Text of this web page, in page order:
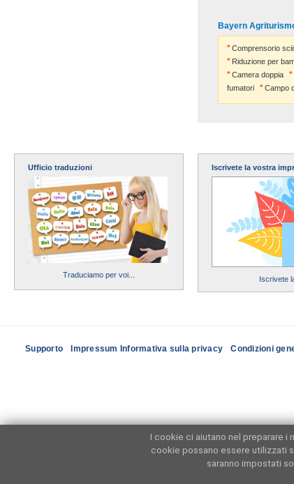
Bayern
Comprensorio
Riduzione per
Camera doppia
fumatori
Campo
Ufficio traduzioni
Traduciamo per voi...
Iscrivete la vostra
Iscrivete
Supporto Impressum Informativa sulla privacy Condizioni
I cookie ci aiutano nel preparare
cookie possano essere utilizzati
saranno impostati